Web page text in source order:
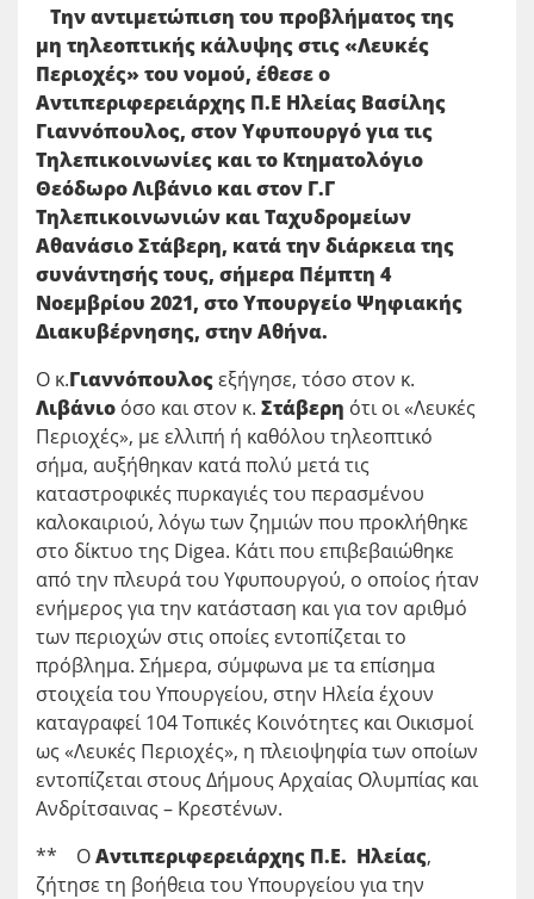
Την αντιμετώπιση του προβλήματος της
μη τηλεοπτικής κάλυψης στις «Λευκές
Περιοχές» του νομού, έθεσε ο
Αντιπεριφερειάρχης Π.Ε Ηλείας Βασίλης
Γιαννόπουλος, στον Υφυπουργό για τις
Τηλεπικοινωνίες και το Κτηματολόγιο
Θεόδωρο Λιβάνιο και στον Γ.Γ
Τηλεπικοινωνιών και Ταχυδρομείων
Αθανάσιο Στάβερη, κατά την διάρκεια της
συνάντησής τους, σήμερα Πέμπτη 4
Νοεμβρίου 2021, στο Υπουργείο Ψηφιακής
Διακυβέρνησης, στην Αθήνα.
Ο κ.Γιαννόπουλοςεξήγησε, τόσο στον κ.
Λιβάνιο όσο και στον κ. Στάβερη ότι οι «Λευκές
Περιοχές», με ελλιπή ή καθόλου τηλεοπτικό
σήμα, αυξήθηκαν κατά πολύ μετά τις
καταστροφικές πυρκαγιές του περασμένου
καλοκαιριού, λόγω των ζημιών που προκλήθηκε
στο δίκτυο της Digea. Κάτι που επιβεβαιώθηκε
από την πλευρά του Υφυπουργού, ο οποίος ήταν
ενήμερος για την κατάσταση και για τον αριθμό
των περιοχών στις οποίες εντοπίζεται το
πρόβλημα. Σήμερα, σύμφωνα με τα επίσημα
στοιχεία του Υπουργείου, στην Ηλεία έχουν
καταγραφεί 104 Τοπικές Κοινότητες και Οικισμοί
ως «Λευκές Περιοχές», η πλειοψηφία των οποίων
εντοπίζεται στους Δήμους Αρχαίας Ολυμπίας και
Ανδρίτσαινας – Κρεστένων.
** ΟΑντιπεριφερειάρχης Π.Ε. Ηλείας,
ζήτησε τη βοήθεια του Υπουργείου για την